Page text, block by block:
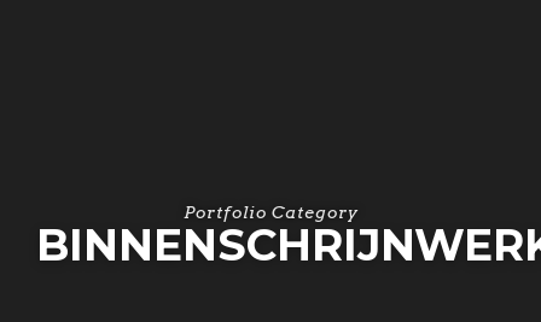
Portfolio Category